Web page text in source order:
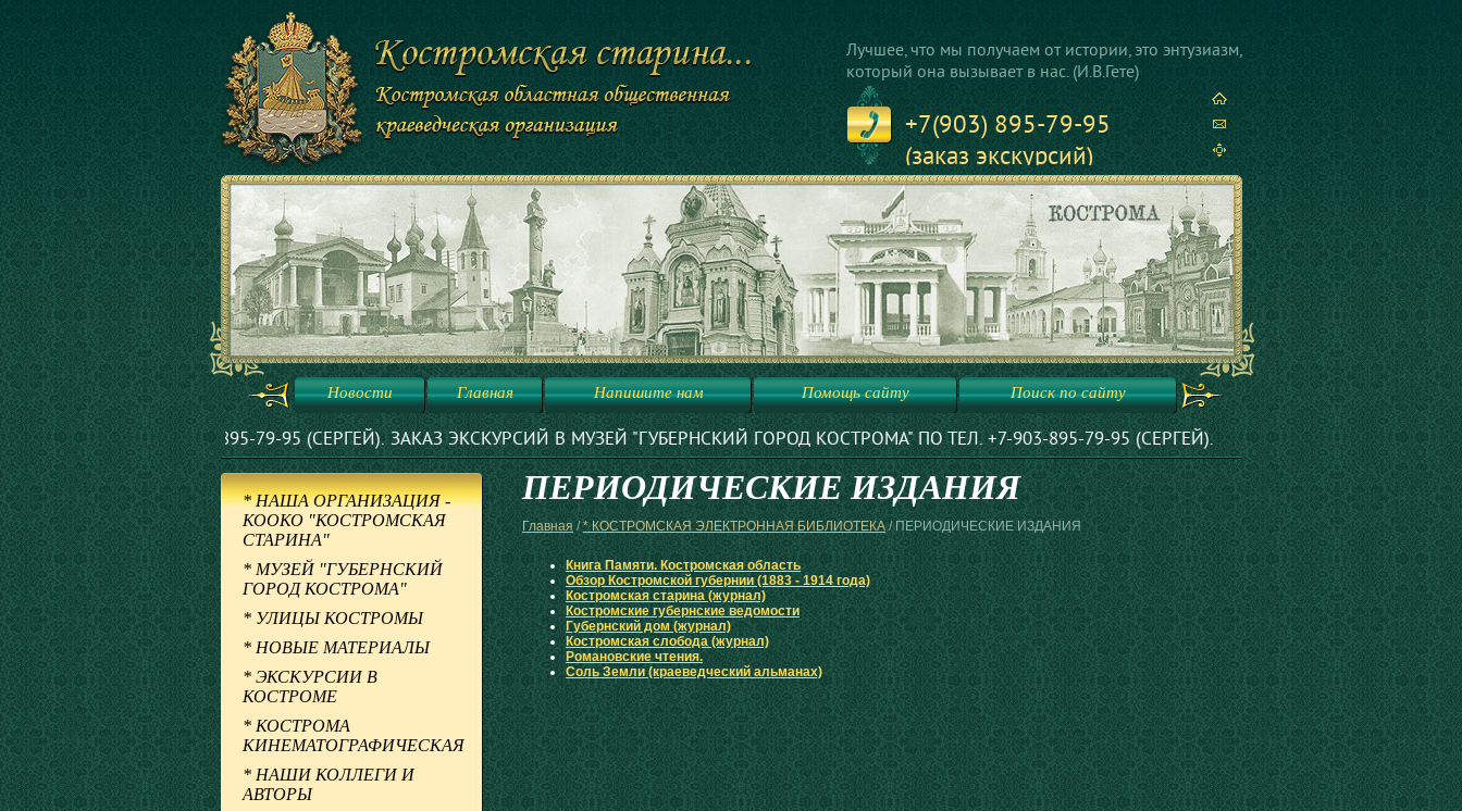
Лучшее, что мы получаем от истории, это энтузиазм,
который она вызывает в нас. (И.В.Гете)
+7(903) 895-79-95
(заказ экскурсий)
+7(953) 650-00-04
(общие вопросы)
+7-903-895-79-95 (СЕРГЕЙ). ЗАКАЗ ЭКСКУРСИЙ В МУЗЕЙ "ГУБЕРНСКИЙ ГОРОД КОСТРОМА" ПО ТЕЛ. +7-903-895-79-95 (СЕРГЕЙ).
Новости Главная Напишите нам Помощь сайту Поиск по сайту
* НАША ОРГАНИЗАЦИЯ -
КООКО "КОСТРОМСКАЯ
СТАРИНА"
* МУЗЕЙ "ГУБЕРНСКИЙ
ГОРОД КОСТРОМА"
* УЛИЦЫ КОСТРОМЫ
* НОВЫЕ МАТЕРИАЛЫ
* ЭКСКУРСИИ В
КОСТРОМЕ
* КОСТРОМА
КИНЕМАТОГРАФИЧЕСКАЯ
* НАШИ КОЛЛЕГИ И
АВТОРЫ
ПЕРИОДИЧЕСКИЕ ИЗДАНИЯ
Главная /* КОСТРОМСКАЯ ЭЛЕКТРОННАЯ БИБЛИОТЕКА/ ПЕРИОДИЧЕСКИЕ ИЗДАНИЯ
Книга Памяти. Костромская область
Обзор Костромской губернии (1883 - 1914 года)
Костромская старина (журнал)
Костромские губернские ведомости
Губернский дом (журнал)
Костромская слобода (журнал)
Романовские чтения.
Соль Земли (краеведческий альманах)